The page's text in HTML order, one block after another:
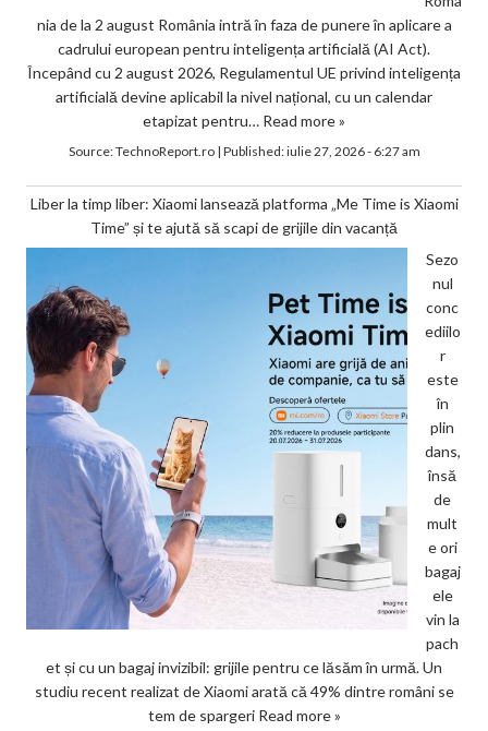
nia de la 2 august România intră în faza de punere în aplicare a
cadrului european pentru inteligența artificială (AI Act).
Începând cu 2 august 2026, Regulamentul UE privind inteligența
artificială devine aplicabil la nivel național, cu un calendar
etapizat pentru… Read more »
Source:TechnoReport.ro| Published:iulie 27, 2026 - 6:27 am
Liber la timp liber: Xiaomi lansează platforma „Me Time is Xiaomi
Time” și te ajută să scapi de grijile din vacanță
Sezo
nul
conc
ediilo
r
este
în
plin
dans,
însă
de
mult
e ori
bagaj
ele
vin la
pach
et și cu un bagaj invizibil: grijile pentru ce lăsăm în urmă. Un
studiu recent realizat de Xiaomi arată că 49% dintre români se
tem de spargeri Read more »